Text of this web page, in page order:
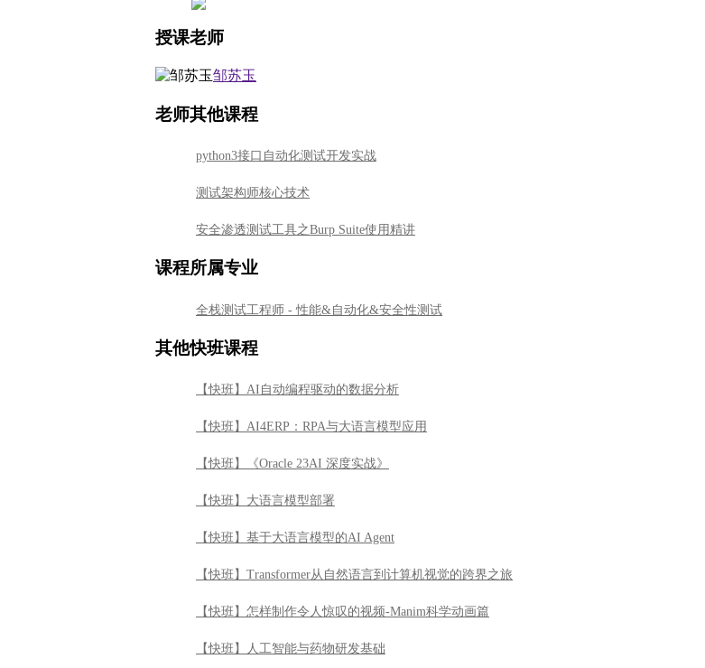
授课老师
邹苏玉
老师其他课程
python3接口自动化测试开发实战
测试架构师核心技术
安全渗透测试工具之Burp Suite使用精讲
课程所属专业
全栈测试工程师 - 性能&自动化&安全性测试
其他快班课程
【快班】AI自动编程驱动的数据分析
【快班】AI4ERP：RPA与大语言模型应用
【快班】《Oracle 23AI 深度实战》
【快班】大语言模型部署
【快班】基于大语言模型的AI Agent
【快班】Transformer从自然语言到计算机视觉的跨界之旅
【快班】怎样制作令人惊叹的视频-Manim科学动画篇
【快班】人工智能与药物研发基础